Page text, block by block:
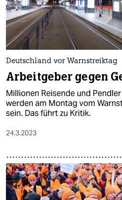
Deutschland vor Warnstreiktag
Arbeitgeber gegen
Millionen Reisende und
werden am Montag vom
sein. Das führt zu Kritik.
24.3.2023